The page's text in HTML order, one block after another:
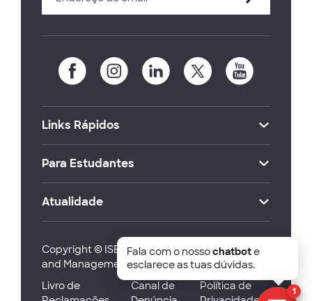
Links Rápidos
Para Estudantes
Atualidade
Copyright © ISEG Lisbon School of Economics
and Management 2026
Livro de
Canal de
Política de
1
Fala com o nossochatbote
esclarece as tuas dúvidas.